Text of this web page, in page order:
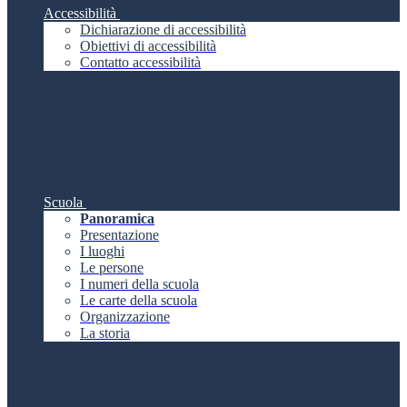
Accessibilità
Dichiarazione di accessibilità
Obiettivi di accessibilità
Contatto accessibilità
Scuola
Panoramica
Presentazione
I luoghi
Le persone
I numeri della scuola
Le carte della scuola
Organizzazione
La storia